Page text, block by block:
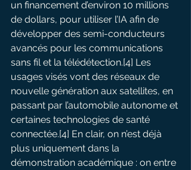
un financement d’environ 10 millions
de dollars, pour utiliser l’IA afin de
développer des semi-conducteurs
avancés pour les communications
sans fil et la télédétection.[4] Les
usages visés vont des réseaux de
nouvelle génération aux satellites, en
passant par l’automobile autonome et
certaines technologies de santé
connectée.[4] En clair, on n’est déjà
plus uniquement dans la
démonstration académique : on entre